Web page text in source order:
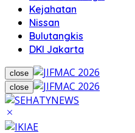
Kejahatan
Nissan
Bulutangkis
DKI Jakarta
close
close